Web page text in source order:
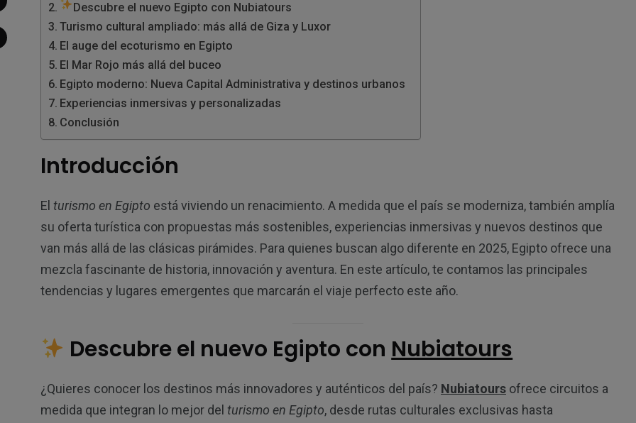
Descubre el nuevo Egipto con Nubiatours
Turismo cultural ampliado: más allá de Giza y Luxor
El auge del ecoturismo en Egipto
El Mar Rojo más allá del buceo
Egipto moderno: Nueva Capital Administrativa y destinos urbanos
Experiencias inmersivas y personalizadas
Conclusión
Introducción
El turismo en Egipto está viviendo un renacimiento. A medida que el país se moderniza, también amplía
su oferta turística con propuestas más sostenibles, experiencias inmersivas y nuevos destinos que
van más allá de las clásicas pirámides. Para quienes buscan algo diferente en 2025, Egipto ofrece una
mezcla fascinante de historia, innovación y aventura. En este artículo, te contamos las principales
tendencias y lugares emergentes que marcarán el viaje perfecto este año.
Descubre el nuevo Egipto con Nubiatours
¿Quieres conocer los destinos más innovadores y auténticos del país? Nubiatours ofrece circuitos a
medida que integran lo mejor del turismo en Egipto, desde rutas culturales exclusivas hasta